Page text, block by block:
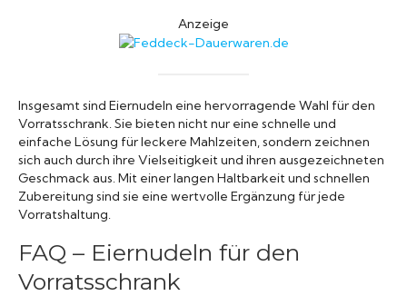
Anzeige
Insgesamt sind Eiernudeln eine hervorragende Wahl für den
Vorratsschrank. Sie bieten nicht nur eine schnelle und
einfache Lösung für leckere Mahlzeiten, sondern zeichnen
sich auch durch ihre Vielseitigkeit und ihren ausgezeichneten
Geschmack aus. Mit einer langen Haltbarkeit und schnellen
Zubereitung sind sie eine wertvolle Ergänzung für jede
Vorratshaltung.
FAQ – Eiernudeln für den
Vorratsschrank